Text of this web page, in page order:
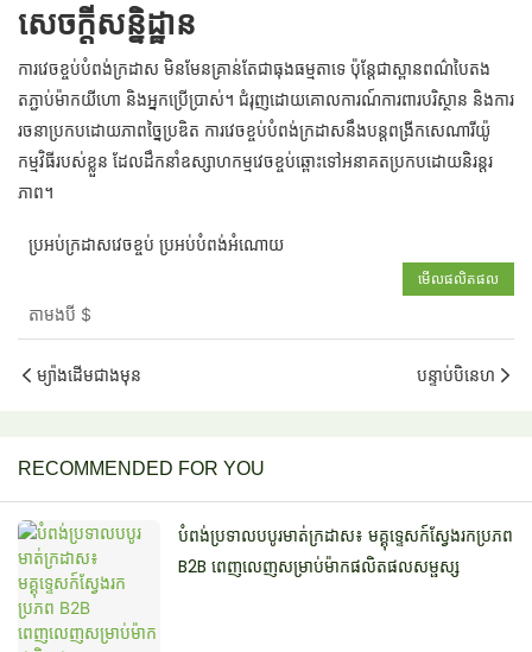
សេចក្តីសន្និដ្ឋាន
ការវេចខ្ចប់បំពង់ក្រដាស មិនមែនគ្រាន់តែជាធុងធម្មតាទេ ប៉ុន្តែជាស្ពានពណ៌បៃតង
តភ្ជាប់ម៉ាកយីហោ និងអ្នកប្រើប្រាស់។ ជំរុញដោយគោលការណ៍ការពារបរិស្ថាន និងការ
រចនាប្រកបដោយភាពច្នៃប្រឌិត ការវេចខ្ចប់បំពង់ក្រដាសនឹងបន្តពង្រីកសេណារីយ៉ូ
កម្មវិធីរបស់ខ្លួន ដែលដឹកនាំឧស្សាហកម្មវេចខ្ចប់ឆ្ពោះទៅអនាគតប្រកបដោយនិរន្តរ
ភាព។
ប្រអប់ក្រដាសវេចខ្ចប់ ប្រអប់បំពង់អំណោយ
តាមងបី $
មើលផលិតផល
ម្យ៉ាងដើមជាងមុន បន្ទាប់បិនេហ
RECOMMENDED FOR YOU
បំពង់ប្រទាលបបូរមាត់ក្រដាស៖ មគ្គុទ្ទេសក៍ស្វែងរកប្រភព
B2B ពេញលេញសម្រាប់ម៉ាកផលិតផលសម្ផស្ស